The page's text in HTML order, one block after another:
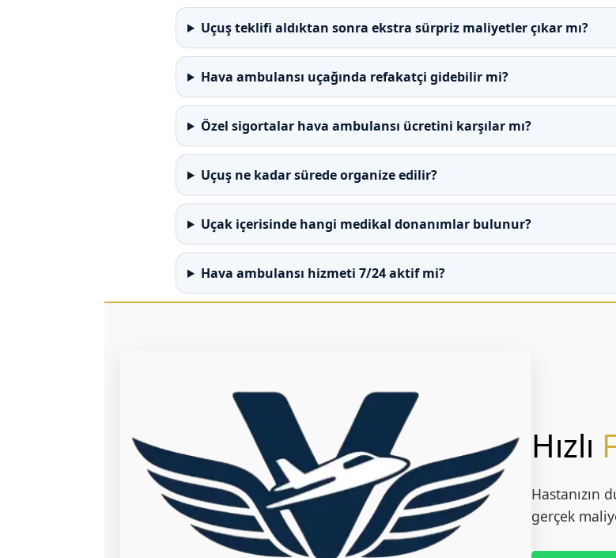
Uçuş teklifi aldıktan sonra ekstra sürpriz maliyetler çıkar mı?
Hava ambulansı uçağında refakatçi gidebilir mi?
Özel sigortalar hava ambulansı ücretini karşılar mı?
Uçuş ne kadar sürede organize edilir?
Uçak içerisinde hangi medikal donanımlar bulunur?
Hava ambulansı hizmeti 7/24 aktif mi?
Hızlı
Hastanızın
gerçek